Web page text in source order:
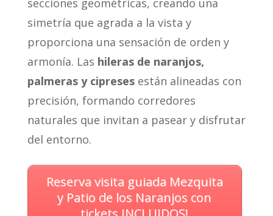
simetría que agrada a la vista y
proporciona una sensación de orden y
armonía. Las hileras de naranjos,
palmeras y cipresesestán alineadas con
precisión, formando corredores
naturales que invitan a pasear y disfrutar
del entorno.
Reserva visita guiada Mezquita
y Patio de los Naranjos con